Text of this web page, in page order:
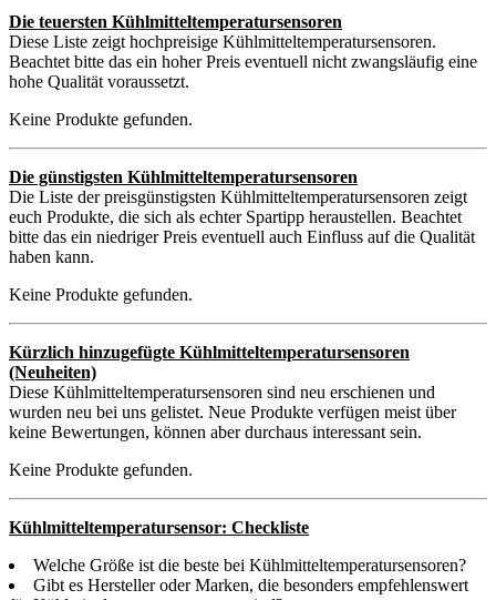
Die teuersten Kühlmitteltemperatursensoren
Diese Liste zeigt hochpreisige Kühlmitteltemperatursensoren.
Beachtet bitte das ein hoher Preis eventuell nicht zwangsläufig eine
hohe Qualität voraussetzt.
Keine Produkte gefunden.
Die günstigsten Kühlmitteltemperatursensoren
Die Liste der preisgünstigsten Kühlmitteltemperatursensoren zeigt
euch Produkte, die sich als echter Spartipp heraustellen. Beachtet
bitte das ein niedriger Preis eventuell auch Einfluss auf die Qualität
haben kann.
Keine Produkte gefunden.
Kürzlich hinzugefügte Kühlmitteltemperatursensoren
(Neuheiten)
Diese Kühlmitteltemperatursensoren sind neu erschienen und
wurden neu bei uns gelistet. Neue Produkte verfügen meist über
keine Bewertungen, können aber durchaus interessant sein.
Keine Produkte gefunden.
Kühlmitteltemperatursensor: Checkliste
Welche Größe ist die beste bei Kühlmitteltemperatursensoren?
Gibt es Hersteller oder Marken, die besonders empfehlenswert